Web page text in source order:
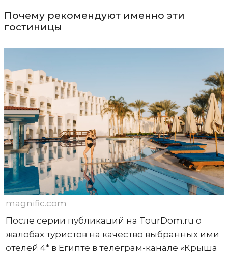
Почему рекомендуют именно эти
гостиницы
magnific.com
После серии публикаций на TourDom.ru о
жалобах туристов на качество выбранных ими
отелей 4* в Египте в телеграм-канале «Крыша